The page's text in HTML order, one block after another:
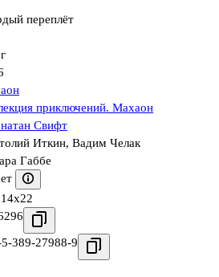
переплёт
приключений. Махаон
Свифт
Иткин, Вадим Челак
Габбе
389-27988-9